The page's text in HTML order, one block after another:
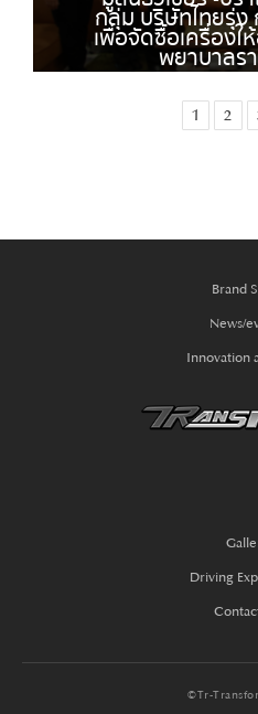
กลุ่ม บริษัทไทยรุ่ง
เพื่อจัดซื้อเครื่องใ
พยาบาล
1 2
Brand
News/
Innovation
Driving
©Tr-